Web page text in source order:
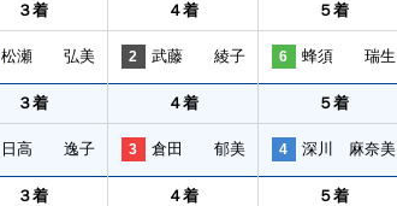
３着 ４着 ５着
松瀬 弘美 2 武藤 綾子 6 蜂須 瑞生
３着 ４着 ５着
日高 逸子 3 倉田 郁美 4 深川 麻奈美
３着 ４着 ５着